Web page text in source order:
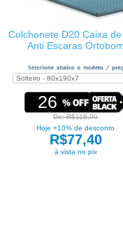
Colchonete D20 Caixa
Anti Escaras
26
De: R$116,00
Hoje +10% de desconto
R$77,40
à vista no pix